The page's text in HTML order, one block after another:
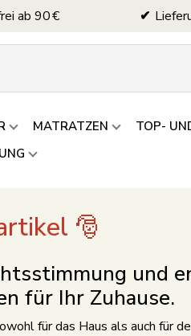
ab 90 €
MATRATZEN TOP-
🎅
und
für Ihr Zuhause.
für das Haus als auch für